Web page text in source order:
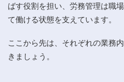
ばす役割を担い、労務管理は職
て働ける状態を支えています。
ここから先は、それぞれの業務
きましょう。